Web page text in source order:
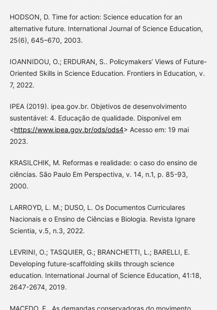
HODSON, D. Time for action: Science education for an
alternative future. International Journal of Science Education,
25(6), 645–670, 2003.
IOANNIDOU, O.; ERDURAN, S.. Policymakers’ Views of Future-
Oriented Skills in Science Education. Frontiers in Education, v.
7, 2022.
IPEA (2019). ipea.gov.br. Objetivos de desenvolvimento
sustentável: 4. Educação de qualidade. Disponível em
<https://www.ipea.gov.br/ods/ods4> Acesso em: 19 mai
2023.
KRASILCHIK, M. Reformas e realidade: o caso do ensino de
ciências. São Paulo Em Perspectiva, v. 14, n.1, p. 85-93,
2000.
LARROYD, L. M.; DUSO, L. Os Documentos Curriculares
Nacionais e o Ensino de Ciências e Biologia. Revista Ignare
Scientia, v.5, n.3, 2022.
LEVRINI, O.; TASQUIER, G.; BRANCHETTI, L.; BARELLI, E.
Developing future-scaffolding skills through science
education. International Journal of Science Education, 41:18,
2647-2674, 2019.
MACEDO, E.. As demandas conservadoras do movimento